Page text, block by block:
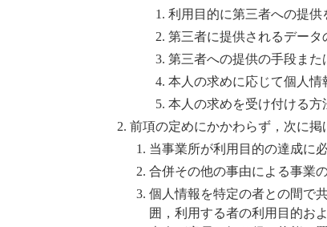
利用目的に第三者への提供
第三者に提供されるデータ
第三者への提供の手段また
本人の求めに応じて個人情
本人の求めを受け付ける方
前項の定めにかかわらず，次に掲
当事業所が利用目的の達成に
合併その他の事由による事業
個人情報を特定の者との間で
囲，利用する者の利用目的お